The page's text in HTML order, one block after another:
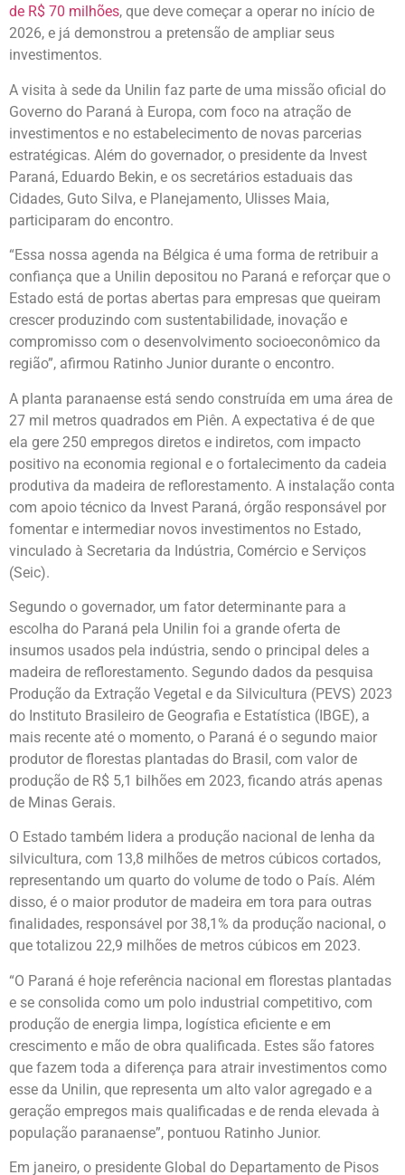
de R$ 70 milhões, que deve começar a operar no início de
2026, e já demonstrou a pretensão de ampliar seus
investimentos.
A visita à sede da Unilin faz parte de uma missão oficial do
Governo do Paraná à Europa, com foco na atração de
investimentos e no estabelecimento de novas parcerias
estratégicas. Além do governador, o presidente da Invest
Paraná, Eduardo Bekin, e os secretários estaduais das
Cidades, Guto Silva, e Planejamento, Ulisses Maia,
participaram do encontro.
“Essa nossa agenda na Bélgica é uma forma de retribuir a
confiança que a Unilin depositou no Paraná e reforçar que o
Estado está de portas abertas para empresas que queiram
crescer produzindo com sustentabilidade, inovação e
compromisso com o desenvolvimento socioeconômico da
região”, afirmou Ratinho Junior durante o encontro.
A planta paranaense está sendo construída em uma área de
27 mil metros quadrados em Piên. A expectativa é de que
ela gere 250 empregos diretos e indiretos, com impacto
positivo na economia regional e o fortalecimento da cadeia
produtiva da madeira de reflorestamento. A instalação conta
com apoio técnico da Invest Paraná, órgão responsável por
fomentar e intermediar novos investimentos no Estado,
vinculado à Secretaria da Indústria, Comércio e Serviços
(Seic).
Segundo o governador, um fator determinante para a
escolha do Paraná pela Unilin foi a grande oferta de
insumos usados pela indústria, sendo o principal deles a
madeira de reflorestamento. Segundo dados da pesquisa
Produção da Extração Vegetal e da Silvicultura (PEVS) 2023
do Instituto Brasileiro de Geografia e Estatística (IBGE), a
mais recente até o momento, o Paraná é o segundo maior
produtor de florestas plantadas do Brasil, com valor de
produção de R$ 5,1 bilhões em 2023, ficando atrás apenas
de Minas Gerais.
O Estado também lidera a produção nacional de lenha da
silvicultura, com 13,8 milhões de metros cúbicos cortados,
representando um quarto do volume de todo o País. Além
disso, é o maior produtor de madeira em tora para outras
finalidades, responsável por 38,1% da produção nacional, o
que totalizou 22,9 milhões de metros cúbicos em 2023.
“O Paraná é hoje referência nacional em florestas plantadas
e se consolida como um polo industrial competitivo, com
produção de energia limpa, logística eficiente e em
crescimento e mão de obra qualificada. Estes são fatores
que fazem toda a diferença para atrair investimentos como
esse da Unilin, que representa um alto valor agregado e a
geração empregos mais qualificadas e de renda elevada à
população paranaense”, pontuou Ratinho Junior.
Em janeiro, o presidente Global do Departamento de Pisos